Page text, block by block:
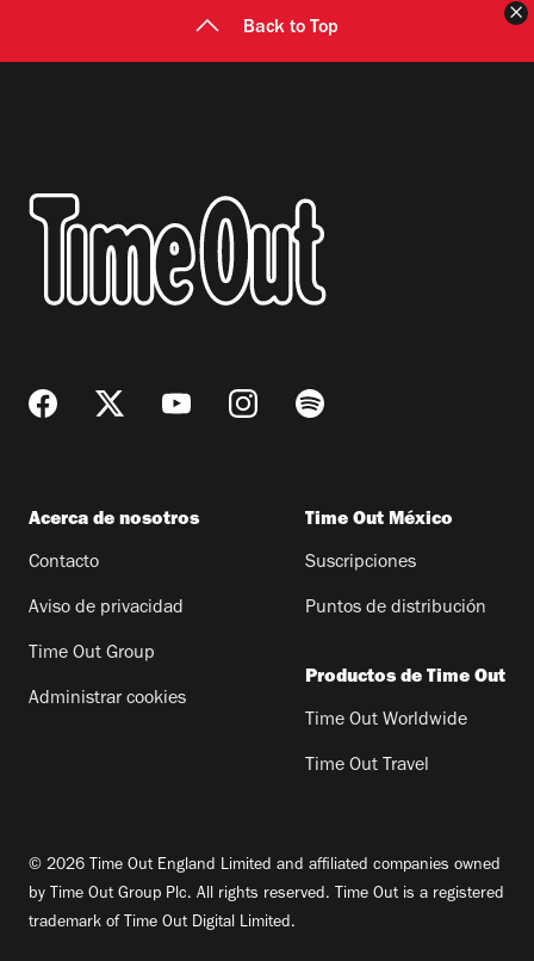
Back to Top
Acerca de nosotros
Contacto
Aviso de privacidad
Time Out Group
Administrar cookies
Time Out México
Suscripciones
Puntos de distribución
Productos de Time Out
Time Out Worldwide
Time Out Travel
© 2026 Time Out England Limited and affiliated companies owned
by Time Out Group Plc. All rights reserved. Time Out is a registered
trademark of Time Out Digital Limited.